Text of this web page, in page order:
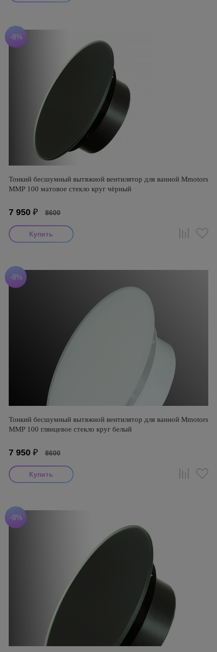
-8%
Тонкий бесшумный вытяжной вентилятор для ванной Mmotors
ММР 100 матовое стекло круг чёрный
7 950 ₽ 8600
-8%
Тонкий бесшумный вытяжной вентилятор для ванной Mmotors
ММР 100 глянцевое стекло круг белый
7 950 ₽ 8600
-8%